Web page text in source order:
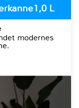
L
modernes